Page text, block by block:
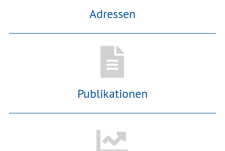
Adressen
Publikationen